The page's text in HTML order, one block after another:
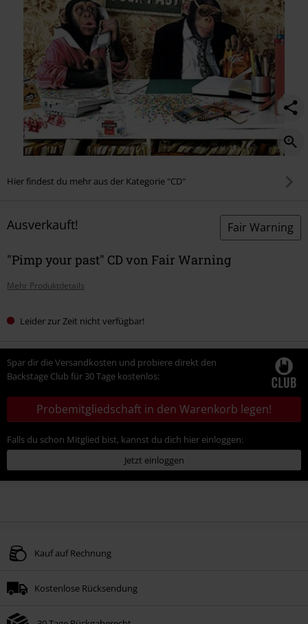
Hier findest du mehr aus der Kategorie "CD"
Ausverkauft! Fair Warning
"Pimp your past" CD von Fair Warning
Mehr Produktdetails
Leider zur Zeit nicht verfügbar!
Spar dir die Versandkosten und probiere direkt den
Backstage Club für 30 Tage kostenlos:
Probemitgliedschaft in den Warenkorb legen!
Falls du schon Mitglied bist, kannst du dich hier einloggen:
Jetzt einloggen
Kauf auf Rechnung
Kostenlose Rücksendung